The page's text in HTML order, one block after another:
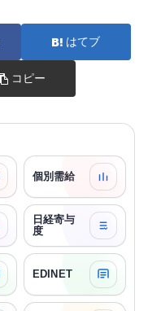
はてブ
コピー
個別需給
日経寄与
度
EDINET